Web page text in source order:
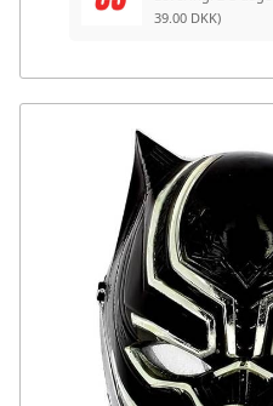
39.00 DKK)